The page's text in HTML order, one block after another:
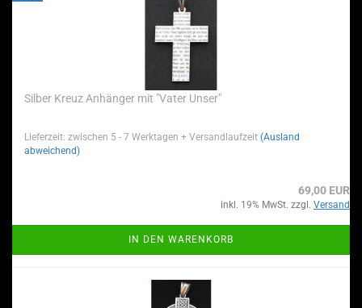
Silber Kreuz Anhänger mit "Vater Unser"
Lieferzeit: zwischen 5 - 7 Werktagen + Versandlaufzeit (Ausland
abweichend)
69,00 EUR
inkl. 19% MwSt. zzgl. Versand
IN DEN WARENKORB